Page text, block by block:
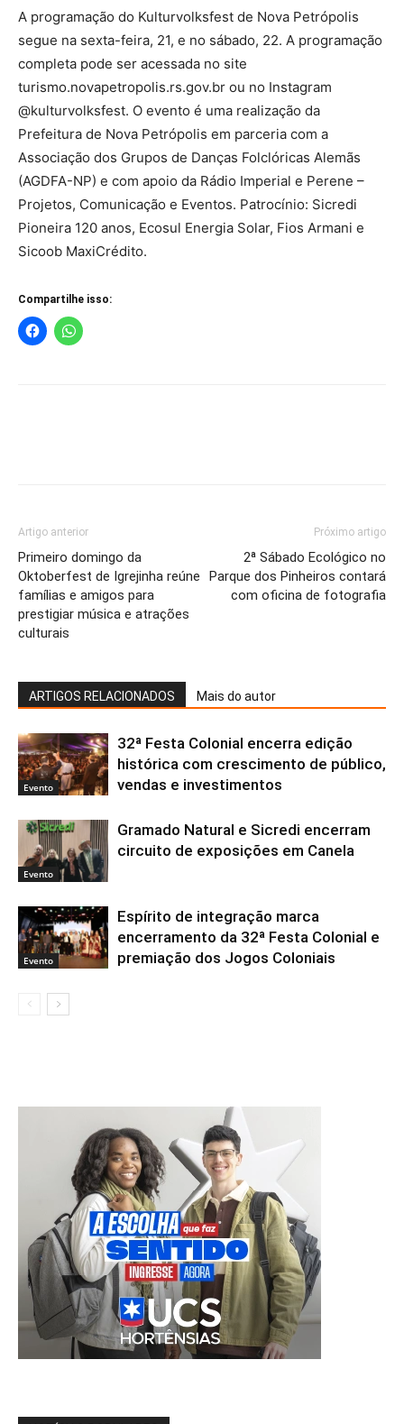
A programação do Kulturvolksfest de Nova Petrópolis
segue na sexta-feira, 21, e no sábado, 22. A programação
completa pode ser acessada no site
turismo.novapetropolis.rs.gov.br ou no Instagram
@kulturvolksfest. O evento é uma realização da
Prefeitura de Nova Petrópolis em parceria com a
Associação dos Grupos de Danças Folclóricas Alemãs
(AGDFA-NP) e com apoio da Rádio Imperial e Perene –
Projetos, Comunicação e Eventos. Patrocínio: Sicredi
Pioneira 120 anos, Ecosul Energia Solar, Fios Armani e
Sicoob MaxiCrédito.
Compartilhe isso:
Artigo anterior
Primeiro domingo da
Oktoberfest de Igrejinha reúne
famílias e amigos para
prestigiar música e atrações
culturais
Próximo artigo
2ª Sábado Ecológico no
Parque dos Pinheiros contará
com oficina de fotografia
ARTIGOS RELACIONADOS Mais do autor
Evento
32ª Festa Colonial encerra edição
histórica com crescimento de público,
vendas e investimentos
Evento
Gramado Natural e Sicredi encerram
circuito de exposições em Canela
Evento
Espírito de integração marca
encerramento da 32ª Festa Colonial e
premiação dos Jogos Coloniais